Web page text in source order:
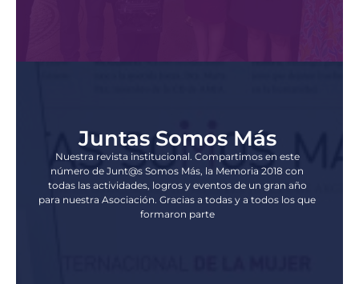
Juntas Somos Más
Nuestra revista institucional. Compartimos en este
número de Junt@s Somos Más, la Memoria 2018 con
todas las actividades, logros y eventos de un gran año
para nuestra Asociación. Gracias a todas y a todos los que
formaron parte